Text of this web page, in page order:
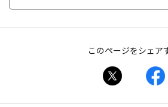
このページをシェア